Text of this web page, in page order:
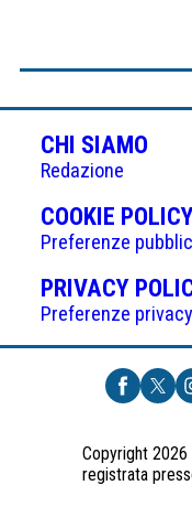
CHI SIAMO
Redazione
COOKIE
Preferenze
PRIVACY
Preferenze privacy
Copyright
registrata